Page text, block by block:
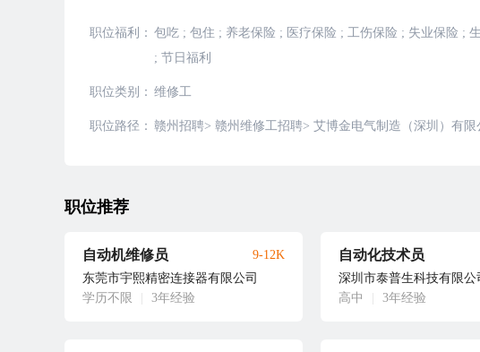
职位福利： 包吃 ; 包住 ; 养老保险 ; 医疗保险 ; 工伤保险 ; 失业保险 ;
; 节日福利
职位类别： 维修工
职位路径： 赣州招聘> 赣州维修工招聘> 艾博金电气制造（深圳）有
职位推荐
自动机维修员
东莞市宇熙精密连接器有限公司
学历不限
3年经验
9-12K 自动化技术员
深圳市泰普生科技有限公
高中
3年经验